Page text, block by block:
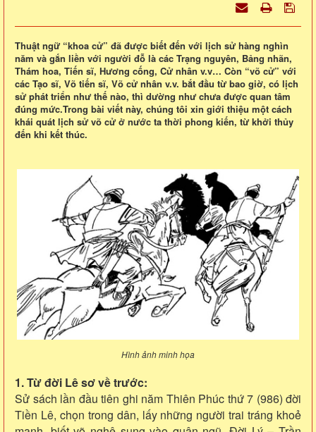
Thuật ngữ “khoa cử” đã được biết đến với lịch sử hàng nghìn
năm và gắn liền với người đỗ là các Trạng nguyên, Bảng nhãn,
Thám hoa, Tiến sĩ, Hương cống, Cử nhân v.v… Còn “võ cử” với
các Tạo sĩ, Võ tiến sĩ, Võ cử nhân v.v. bắt đầu từ bao giờ, có lịch
sử phát triển như thế nào, thì dường như chưa được quan tâm
đúng mức.Trong bài viết này, chúng tôi xin giới thiệu một cách
khái quát lịch sử võ cử ở nước ta thời phong kiến, từ khởi thủy
đến khi kết thúc.
Hình ảnh minh họa
1. Từ đời Lê sơ về trước:
Sử sách lần đầu tiên ghi năm Thiên Phúc thứ 7 (986) đời
Tiền Lê, chọn trong dân, lấy những người trai tráng khoẻ